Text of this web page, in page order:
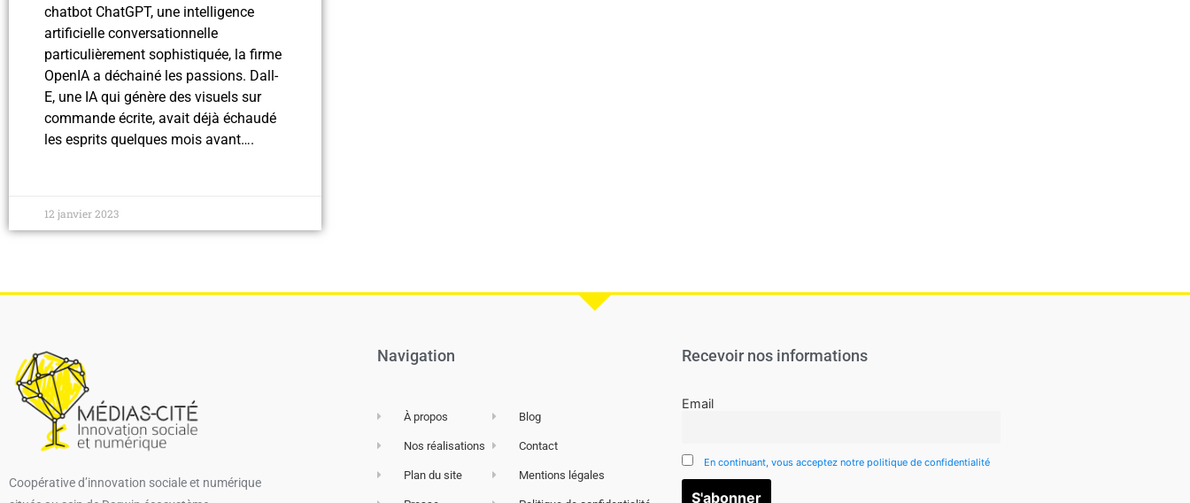
chatbot ChatGPT, une intelligence
artificielle conversationnelle
particulièrement sophistiquée, la firme
OpenIA a déchainé les passions. Dall-
E, une IA qui génère des visuels sur
commande écrite, avait déjà échaudé
les esprits quelques mois avant….
12 janvier 2023
Coopérative d’innovation sociale et numérique​
Navigation
À propos
Nos réalisations
Plan du site
Blog
Contact
Mentions légales
Recevoir nos informations
Email
En continuant, vous acceptez notre politique de confidentialité